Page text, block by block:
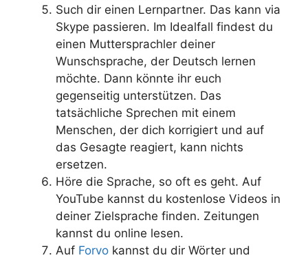
Such dir einen Lernpartner. Das kann via
Skype passieren. Im Idealfall findest du
einen Muttersprachler deiner
Wunschsprache, der Deutsch lernen
möchte. Dann könnte ihr euch
gegenseitig unterstützen. Das
tatsächliche Sprechen mit einem
Menschen, der dich korrigiert und auf
das Gesagte reagiert, kann nichts
ersetzen.
Höre die Sprache, so oft es geht. Auf
YouTube kannst du kostenlose Videos in
deiner Zielsprache finden. Zeitungen
kannst du online lesen.
Auf Forvo kannst du dir Wörter und